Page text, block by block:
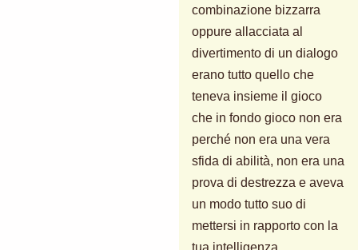
combinazione bizzarra
oppure allacciata al
divertimento di un dialogo
erano tutto quello che
teneva insieme il gioco
che in fondo gioco non era
perché non era una vera
sfida di abilità, non era una
prova di destrezza e aveva
un modo tutto suo di
mettersi in rapporto con la
tua intelligenza.